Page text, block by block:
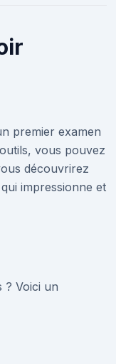
premier examen
vous pouvez
découvrirez
impressionne et
? Voici un